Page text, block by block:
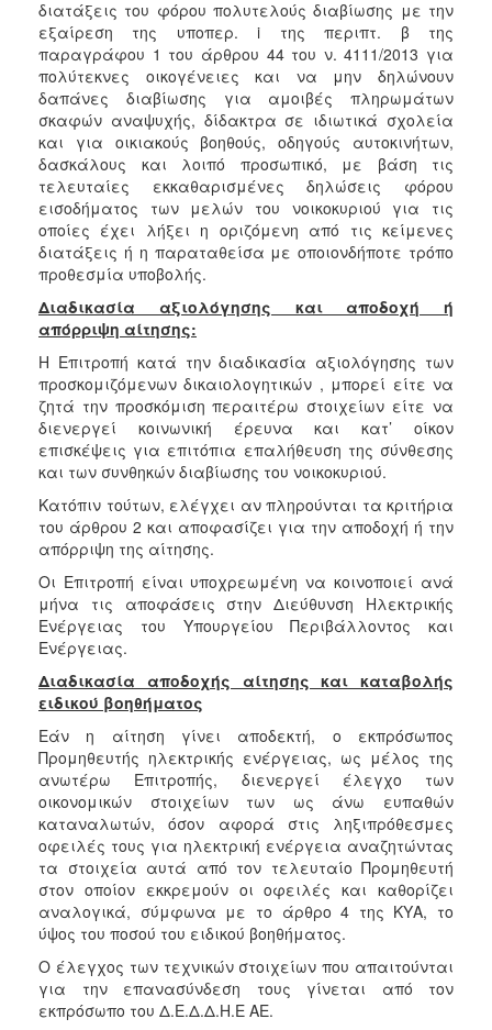
διατάξεις του φόρου πολυτελούς διαβίωσης με την
εξαίρεση της υποπερ. i της περιπτ. β της
παραγράφου 1 του άρθρου 44 του ν. 4111/2013 για
πολύτεκνες οικογένειες και να μην δηλώνουν
δαπάνες διαβίωσης για αμοιβές πληρωμάτων
σκαφών αναψυχής, δίδακτρα σε ιδιωτικά σχολεία
και για οικιακούς βοηθούς, οδηγούς αυτοκινήτων,
δασκάλους και λοιπό προσωπικό, με βάση τις
τελευταίες εκκαθαρισμένες δηλώσεις φόρου
εισοδήματος των μελών του νοικοκυριού για τις
οποίες έχει λήξει η οριζόμενη από τις κείμενες
διατάξεις ή η παραταθείσα με οποιονδήποτε τρόπο
προθεσμία υποβολής.
Διαδικασία αξιολόγησης και αποδοχή ή
απόρριψη αίτησης:
Η Επιτροπή κατά την διαδικασία αξιολόγησης των
προσκομιζόμενων δικαιολογητικών , μπορεί είτε να
ζητά την προσκόμιση περαιτέρω στοιχείων είτε να
διενεργεί κοινωνική έρευνα και κατ’ οίκον
επισκέψεις για επιτόπια επαλήθευση της σύνθεσης
και των συνθηκών διαβίωσης του νοικοκυριού.
Κατόπιν τούτων, ελέγχει αν πληρούνται τα κριτήρια
του άρθρου 2 και αποφασίζει για την αποδοχή ή την
απόρριψη της αίτησης.
Οι Επιτροπή είναι υποχρεωμένη να κοινοποιεί ανά
μήνα τις αποφάσεις στην Διεύθυνση Ηλεκτρικής
Ενέργειας του Υπουργείου Περιβάλλοντος και
Ενέργειας.
Διαδικασία αποδοχής αίτησης και καταβολής
ειδικού βοηθήματος
Εάν η αίτηση γίνει αποδεκτή, ο εκπρόσωπος
Προμηθευτής ηλεκτρικής ενέργειας, ως μέλος της
ανωτέρω Επιτροπής, διενεργεί έλεγχο των
οικονομικών στοιχείων των ως άνω ευπαθών
καταναλωτών, όσον αφορά στις ληξιπρόθεσμες
οφειλές τους για ηλεκτρική ενέργεια αναζητώντας
τα στοιχεία αυτά από τον τελευταίο Προμηθευτή
στον οποίον εκκρεμούν οι οφειλές και καθορίζει
αναλογικά, σύμφωνα με το άρθρο 4 της ΚΥΑ, το
ύψος του ποσού του ειδικού βοηθήματος.
Ο έλεγχος των τεχνικών στοιχείων που απαιτούνται
για την επανασύνδεση τους γίνεται από τον
εκπρόσωπο του Δ.Ε.Δ.Δ.Η.Ε ΑΕ.